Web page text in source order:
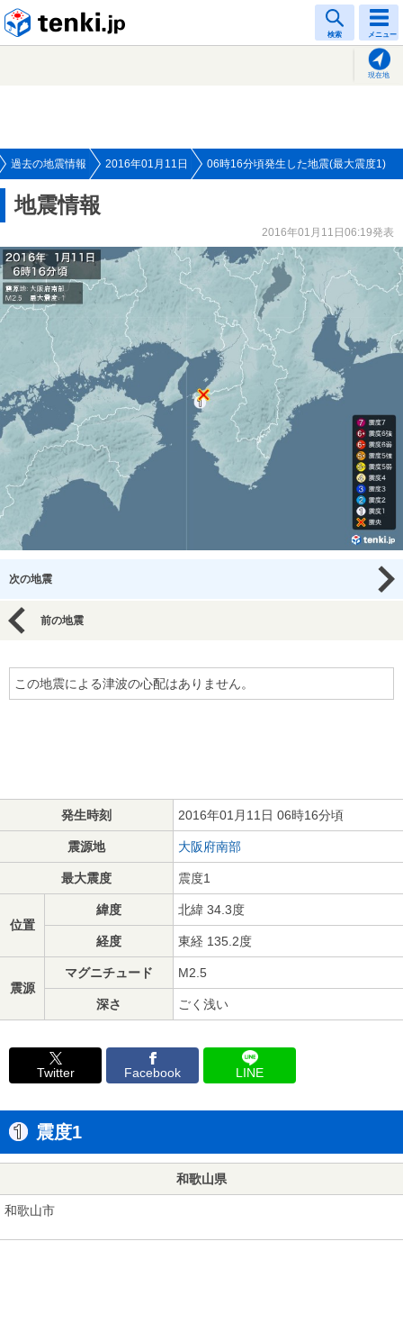
検索 メニュー
現在地
過去の地震情報 2016年01月11日 06時16分頃発生した地震(最大震度1)
地震情報
2016年01月11日06:19発表
次の地震
前の地震
この地震による津波の心配はありません。
発生時刻 2016年01月11日 06時16分頃
震源地 大阪府南部
最大震度 震度1
位置
緯度 北緯 34.3度
経度 東経 135.2度
震源
マグニチュード M2.5
深さ ごく浅い
Twitter Facebook LINE
震度1
和歌山県
和歌山市